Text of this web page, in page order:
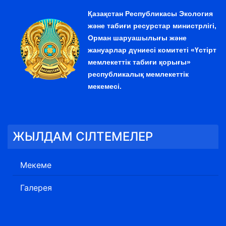
Қазақстан Республикасы Экология
және табиғи ресурстар министрлігі,
Орман шаруашылығы және
жануарлар дүниесі комитеті «Үстірт
мемлекеттік табиғи қорығы»
республикалық мемлекеттік
мекемесі.
ЖЫЛДАМ СІЛТЕМЕЛЕР
Мекеме
Галерея